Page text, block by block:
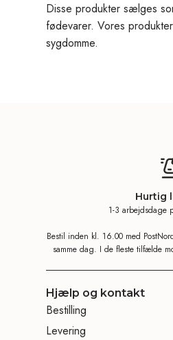
Disse produkter sælges
fødevarer. Vores
sygdomme.
Hurtig
1-3 arbejdsdage
Bestil inden kl. 16.00 med
samme dag. I de fleste tilfælde
Hjælp og kontakt
Bestilling
Levering